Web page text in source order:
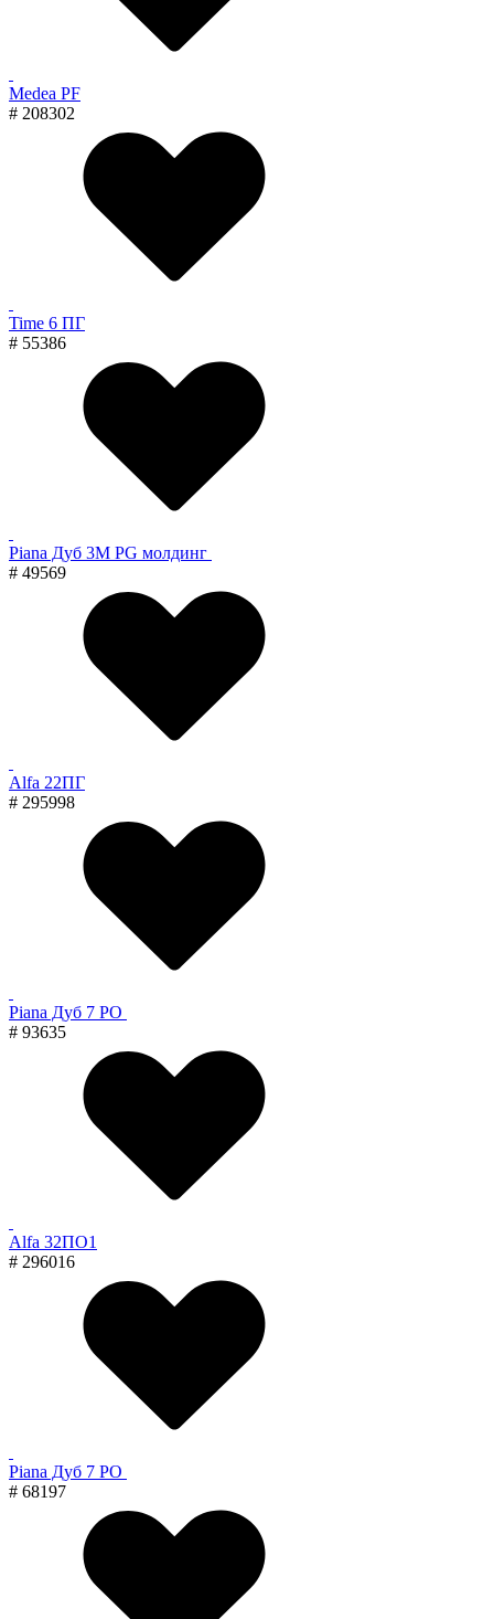
Medea PF
# 208302
Time 6 ПГ
# 55386
Piana Дуб 3M PG молдинг
# 49569
Alfa 22ПГ
# 295998
Piana Дуб 7 PO
# 93635
Alfa 32ПО1
# 296016
Piana Дуб 7 PO
# 68197